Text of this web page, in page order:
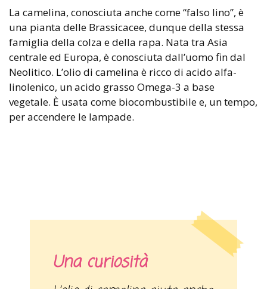
La camelina, conosciuta anche come “falso lino”, è
una pianta delle Brassicacee, dunque della stessa
famiglia della colza e della rapa. Nata tra Asia
centrale ed Europa, è conosciuta dall’uomo fin dal
Neolitico. L’olio di camelina è ricco di acido alfa-
linolenico, un acido grasso Omega-3 a base
vegetale. È usata come biocombustibile e, un tempo,
per accendere le lampade.
Una curiosità